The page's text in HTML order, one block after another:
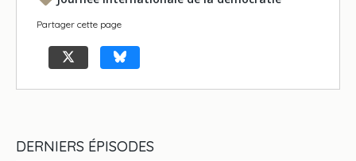
Partager cette page
DERNIERS ÉPISODES